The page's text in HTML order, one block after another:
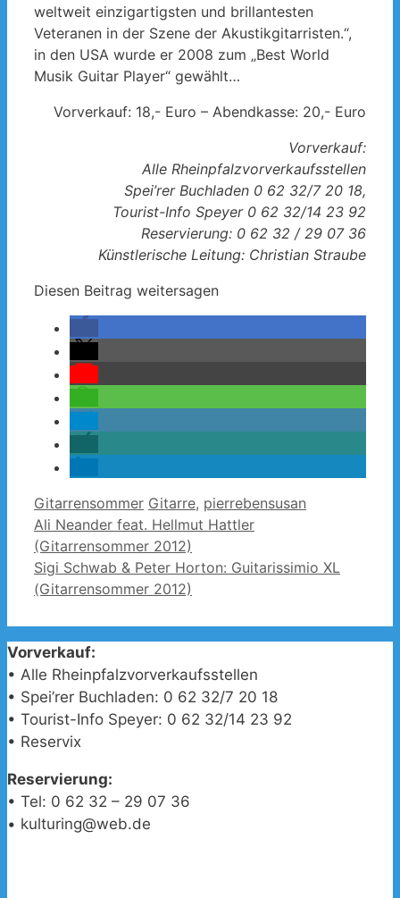
weltweit einzigartigsten und brillantesten
Veteranen in der Szene der Akustikgitarristen.“,
in den USA wurde er 2008 zum „Best World
Musik Guitar Player“ gewählt…
Vorverkauf: 18,- Euro – Abendkasse: 20,- Euro
Vorverkauf:
Alle Rheinpfalzvorverkaufsstellen
Spei’rer Buchladen 0 62 32/7 20 18,
Tourist-Info Speyer 0 62 32/14 23 92
Reservierung: 0 62 32 / 29 07 36
Künstlerische Leitung: Christian Straube
Diesen Beitrag weitersagen
Kategorien
Gitarrensommer Schlagwörter
Gitarre, pierrebensusan
Ali Neander feat. Hellmut Hattler
(Gitarrensommer 2012)
Sigi Schwab & Peter Horton: Guitarissimio XL
(Gitarrensommer 2012)
Vorverkauf:
• Alle Rheinpfalzvorverkaufsstellen
• Spei’rer Buchladen: 0 62 32/7 20 18
• Tourist-Info Speyer: 0 62 32/14 23 92
• Reservix
Reservierung:
• Tel: 0 62 32 – 29 07 36
• kulturing@web.de